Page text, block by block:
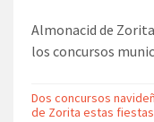
Almonacid de
los concursos
Dos concursos
de Zorita estas fiestas